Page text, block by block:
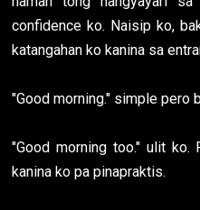
confidence ko. Naisip ko,
katangahan ko kanina sa
"Good morning." simple pero
"Good morning too." ulit
kanina ko pa pinapraktis.